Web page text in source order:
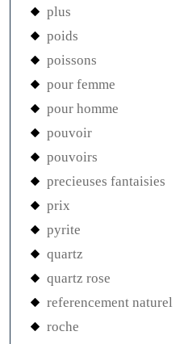
plus
poids
poissons
pour femme
pour homme
pouvoir
pouvoirs
precieuses fantaisies
prix
pyrite
quartz
quartz rose
referencement naturel
roche